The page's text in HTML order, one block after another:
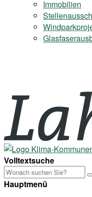
Immobilien
Volltextsuche
Hauptmenü